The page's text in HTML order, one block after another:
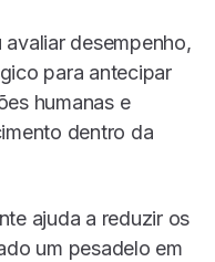
desempenho,
para antecipar
humanas e
dentro da
ajuda a reduzir os
um pesadelo em